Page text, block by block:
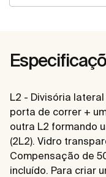
L2 - Divisória
porta de correr +
outra L2 formando
(2L2). Vidro
Compensação de
incluído. Para criar